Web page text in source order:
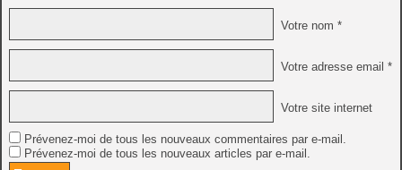
Votre nom *
Votre adresse email *
Votre site internet
Prévenez-moi de tous les nouveaux commentaires par e-mail.
Prévenez-moi de tous les nouveaux articles par e-mail.